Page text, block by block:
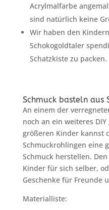
Acrylmalfarbe
sind natürlich keine
Wir haben den
Schokogoldtaler
Schatzkiste zu packen.
Schmuck basteln aus
An einem der
noch an ein weiteres
größeren Kinder kannst
Schmuckrohlingen eine
Schmuck herstellen.
Kinder für sich selber,
Geschenke für Freunde
Materialliste: